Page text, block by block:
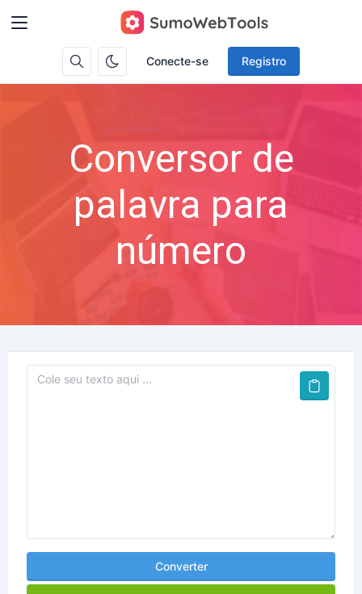
Conecte-se Registro
Conversor de
palavra para
número
Converter